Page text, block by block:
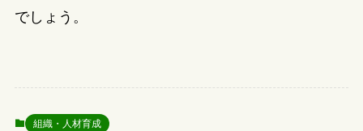
でしょう。
組織・人材育成